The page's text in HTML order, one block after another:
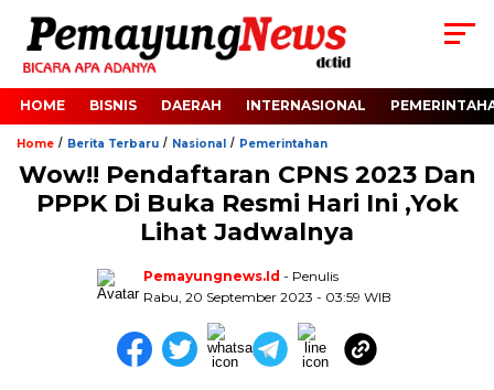
HOME BISNIS DAERAH INTERNASIONAL
Home / Berita Terbaru / Nasional / Pemerintahan
Wow!! Pendaftaran CPNS 2023 Dan
PPPK Di Buka Resmi Hari Ini ,Yok
Lihat Jadwalnya
Pemayungnews.id - Penulis
Rabu, 20 September 2023 - 03:59 WIB